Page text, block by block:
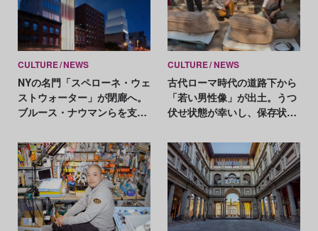
CULTURE NEWS
NYの名門「スペローネ・ウェ
ストウォーター」が閉廊へ。
ブルース・ナウマンらを支え
CULTURE NEWS
古代ローマ時代の道路下から
「若い男性像」が出土。うつ
伏せ状態が幸いし、保存状態